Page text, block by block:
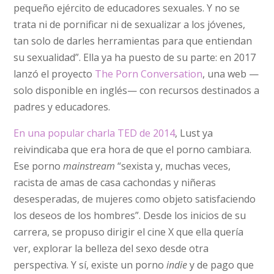
pequeño ejército de educadores sexuales. Y no se
trata ni de pornificar ni de sexualizar a los jóvenes,
tan solo de darles herramientas para que entiendan
su sexualidad”. Ella ya ha puesto de su parte: en 2017
lanzó el proyecto The Porn Conversation, una web —
solo disponible en inglés— con recursos destinados a
padres y educadores.
En una popular charla TED de 2014, Lust ya
reivindicaba que era hora de que el porno cambiara.
Ese pornomainstream “sexista y, muchas veces,
racista de amas de casa cachondas y niñeras
desesperadas, de mujeres como objeto satisfaciendo
los deseos de los hombres”. Desde los inicios de su
carrera, se propuso dirigir el cine X que ella quería
ver, explorar la belleza del sexo desde otra
perspectiva. Y sí, existe un pornoindiey de pago que